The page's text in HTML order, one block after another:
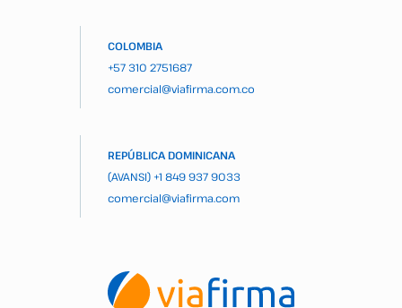
COLOMBIA
+57 310 2751687
comercial@viafirma.com.co
REPÚBLICA DOMINICANA
(AVANSI) +1 849 937 9033
comercial@viafirma.com